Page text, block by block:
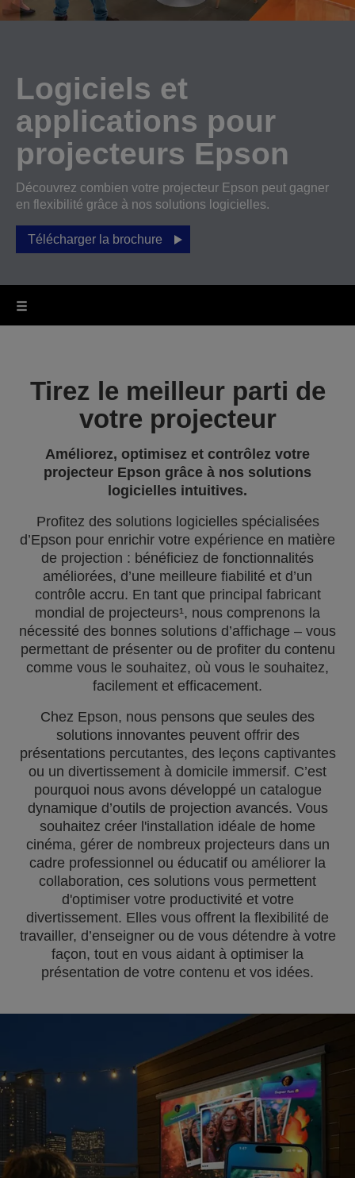
Logiciels et
applications pour
projecteurs Epson
Découvrez combien votre projecteur Epson peut gagner
en flexibilité grâce à nos solutions logicielles.
Télécharger la brochure
Tirez le meilleur parti de
votre projecteur
Améliorez, optimisez et contrôlez votre
projecteur Epson grâce à nos solutions
logicielles intuitives.
Profitez des solutions logicielles spécialisées
d’Epson pour enrichir votre expérience en matière
de projection : bénéficiez de fonctionnalités
améliorées, d’une meilleure fiabilité et d’un
contrôle accru. En tant que principal fabricant
mondial de projecteurs¹, nous comprenons la
nécessité des bonnes solutions d’affichage – vous
permettant de présenter ou de profiter du contenu
comme vous le souhaitez, où vous le souhaitez,
facilement et efficacement.
Chez Epson, nous pensons que seules des
solutions innovantes peuvent offrir des
présentations percutantes, des leçons captivantes
ou un divertissement à domicile immersif. C’est
pourquoi nous avons développé un catalogue
dynamique d’outils de projection avancés. Vous
souhaitez créer l'installation idéale de home
cinéma, gérer de nombreux projecteurs dans un
cadre professionnel ou éducatif ou améliorer la
collaboration, ces solutions vous permettent
d'optimiser votre productivité et votre
divertissement. Elles vous offrent la flexibilité de
travailler, d’enseigner ou de vous détendre à votre
façon, tout en vous aidant à optimiser la
présentation de votre contenu et vos idées.